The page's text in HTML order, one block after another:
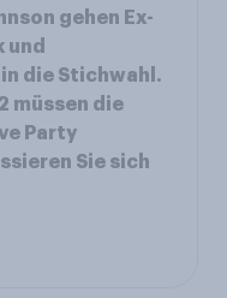
gehen Ex-
und
die Stichwahl.
müssen die
Party
Sie sich